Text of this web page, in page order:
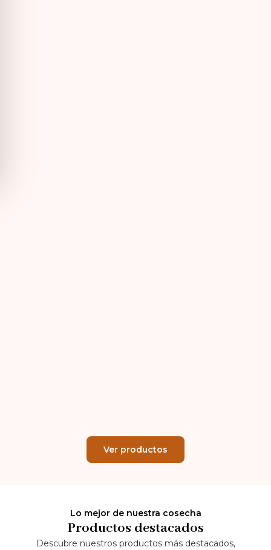
Ver productos
Lo mejor de nuestra cosecha
Productos destacados
Descubre nuestros productos más destacados,